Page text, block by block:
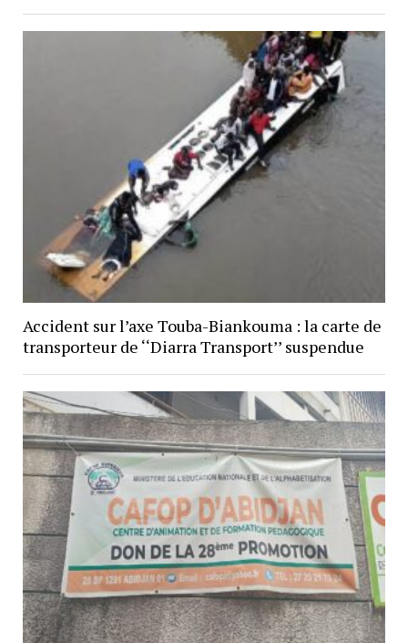
Accident sur l’axe Touba-Biankouma : la carte de
transporteur de ‘‘Diarra Transport’’ suspendue